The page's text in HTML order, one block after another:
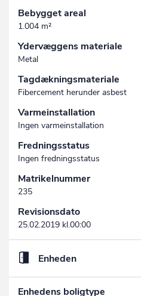
Bebygget areal
1.004 m²
Ydervæggens materiale
Metal
Tagdækningsmateriale
Fibercement herunder asbest
Varmeinstallation
Ingen varmeinstallation
Fredningsstatus
Ingen fredningsstatus
Matrikelnummer
235
Revisionsdato
25.02.2019 kl.00:00
Enheden
Enhedens boligtype